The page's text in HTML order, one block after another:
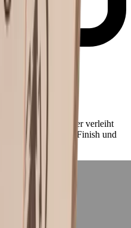
Niveau
Rindsleder verleiht
professionelles Finish und